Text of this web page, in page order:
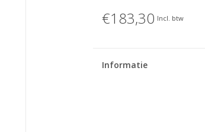
€183,30 Incl. btw
Informatie